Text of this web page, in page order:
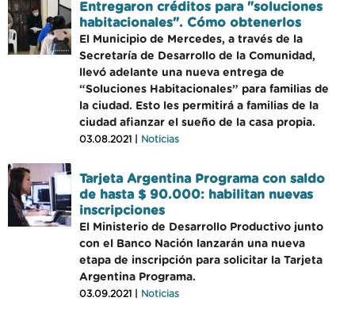
Entregaron créditos para "soluciones
habitacionales". Cómo obtenerlos
El Municipio de Mercedes, a través de la
Secretaría de Desarrollo de la Comunidad,
llevó adelante una nueva entrega de
“Soluciones Habitacionales” para familias de
la ciudad. Esto les permitirá a familias de la
ciudad afianzar el sueño de la casa propia.
03.08.2021 | Noticias
Tarjeta Argentina Programa con saldo
de hasta $ 90.000: habilitan nuevas
inscripciones
El Ministerio de Desarrollo Productivo junto
con el Banco Nación lanzarán una nueva
etapa de inscripción para solicitar la Tarjeta
Argentina Programa.
03.09.2021 | Noticias